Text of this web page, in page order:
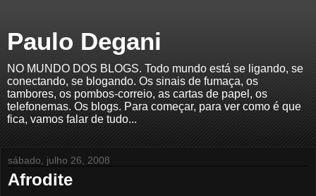
Paulo Degani
NO MUNDO DOS BLOGS. Todo mundo está se ligando, se
conectando, se blogando. Os sinais de fumaça, os
tambores, os pombos-correio, as cartas de papel, os
telefonemas. Os blogs. Para começar, para ver como é que
fica, vamos falar de tudo...
sábado, julho 26, 2008
Afrodite